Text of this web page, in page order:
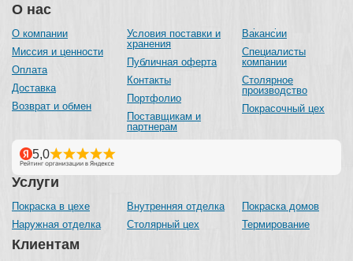
О нас
О компании
Миссия и ценности
Оплата
Доставка
Возврат и обмен
Условия поставки и
хранения
Публичная оферта
Контакты
Портфолио
Поставщикам и
партнерам
Вакансии
Специалисты
компании
Столярное
производство
Покрасочный цех
Услуги
Покраска в цехе
Наружная отделка
Внутренняя отделка
Столярный цех
Покраска домов
Термирование
Клиентам